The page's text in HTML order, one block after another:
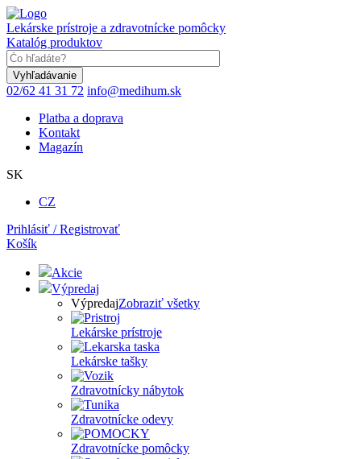
Skočiť
na
hlavný
obsah
Lekárske prístroje a zdravotnícke pomôcky
Katalóg produktov
02/62 41 31 72 info@medihum.sk
Platba a doprava
Kontakt
Magazín
SK
CZ
Prihlásiť / Registrovať
Košík
Akcie
Výpredaj
VýpredajZobraziť všetky
Lekárske prístroje
Lekárske tašky
Zdravotnícky nábytok
Zdravotnícke odevy
Zdravotnícke pomôcky